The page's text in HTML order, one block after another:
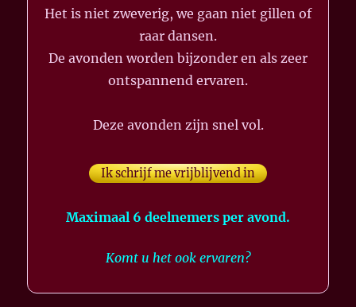
Het is niet zweverig, we gaan niet gillen of
raar dansen.
De avonden worden bijzonder en als zeer
ontspannend ervaren.
Deze avonden zijn snel vol.
Ik schrijf me vrijblijvend in
Maximaal 6 deelnemers per avond.
Komt u het ook ervaren?